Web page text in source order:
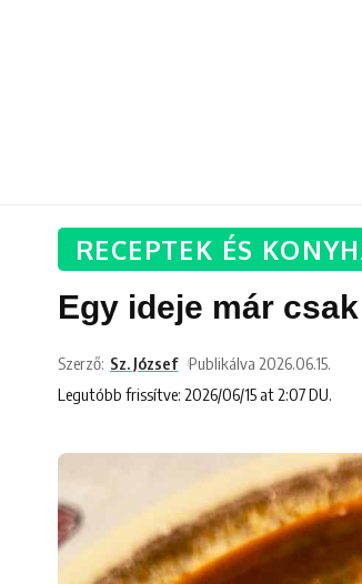
RECEPTEK ÉS
Egy ideje már
Legutóbb frissítve: 2026/06/15 at 2:07 DU.
Szerző: Sz. József Publikálva 2026.06.15.